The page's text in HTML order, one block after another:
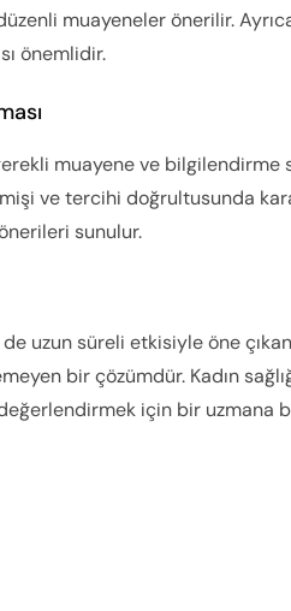
muayeneler önerilir.
önemlidir.
muayene ve bilgilendirme
ve tercihi doğrultusunda
sunulur.
uzun süreli etkisiyle öne
bir çözümdür. Kadın
için bir uzmana